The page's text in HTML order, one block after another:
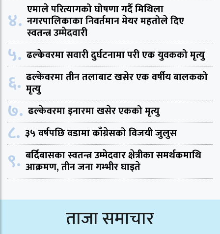
४. एमाले परित्यागको घोषणा गर्दै मिथिला
नगरपालिकाका निवर्तमान मेयर महतोले दिए
स्वतन्त्र उम्मेदवारी
५. ढल्केवरमा सवारी दुर्घटनामा परी एक युवकको मृत्यु
६. ढल्केवरमा तीन तलाबाट खसेर एक वर्षीय बालकको
मृत्यु
७. ढल्केवरमा इनारमा खसेर एकको मृत्यु
८. ३५ वर्षपछि वडामा काँग्रेसको विजयी जुलुस
९. बर्दिबासका स्वतन्त्र उम्मेदवार क्षेत्रीका समर्थकमाथि
आक्रमण, तीन जना गम्भीर घाइते
ताजा समाचार